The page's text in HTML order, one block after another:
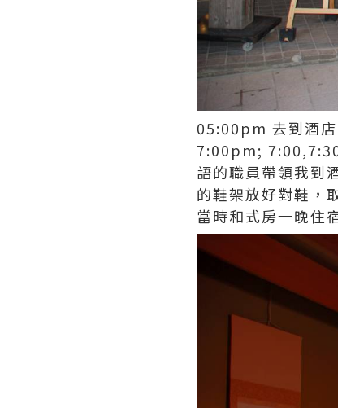
05:00pm 去到酒
7:00pm;
語的職員帶領我到
的鞋架放好對鞋，
當時和式房一晚住